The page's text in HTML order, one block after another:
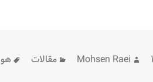
نویسنده
Mohsen Raei دسته‌ها
مقالات